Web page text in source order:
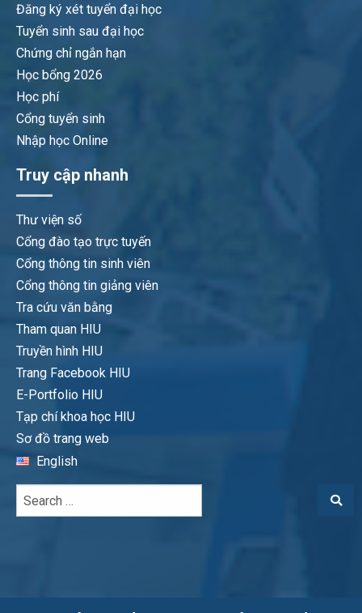
Đăng ký xét tuyển đại học
Tuyển sinh sau đại học
Chứng chỉ ngắn hạn
Học bổng 2026
Học phí
Cổng tuyển sinh
Nhập học Online
Truy cập nhanh
Thư viện số
Cổng đào tạo trực tuyến
Cổng thông tin sinh viên
Cổng thông tin giảng viên
Tra cứu văn bằng
Tham quan HIU
Truyền hình HIU
Trang Facebook HIU
E-Portfolio HIU
Tạp chí khoa học HIU
Sơ đồ trang web
English